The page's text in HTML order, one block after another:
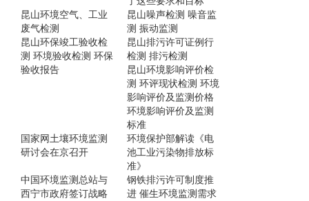
昆山环境空气、工业
废气检测
昆山噪声检测 噪音监
测 振动监测
昆山环保竣工验收检
测 环境验收检测 环保
验收报告
昆山排污许可证例行
检测 排污检测
昆山环境影响评价检
测 环评现状检测 环境
影响评价及监测价格
环境影响评价及监测
标准
国家网土壤环境监测
研讨会在京召开
环境保护部解读《电
池工业污染物排放标
准》
中国环境监测总站与
西宁市政府签订战略
钢铁排污许可制度推
进 催生环境监测需求